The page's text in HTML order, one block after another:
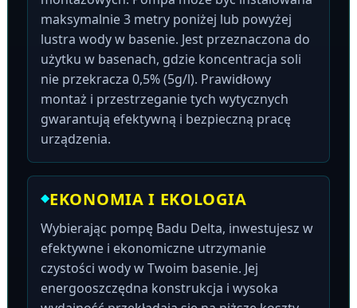
maksymalnie 3 metry poniżej lub powyżej
lustra wody w basenie. Jest przeznaczona do
użytku w basenach, gdzie koncentracja soli
nie przekracza 0,5% (5g/l). Prawidłowy
montaż i przestrzeganie tych wytycznych
gwarantują efektywną i bezpieczną pracę
urządzenia.
EKONOMIA I EKOLOGIA
Wybierając pompę Badu Delta, inwestujesz w
efektywne i ekonomiczne utrzymanie
czystości wody w Twoim basenie. Jej
energooszczędna konstrukcja i wysoka